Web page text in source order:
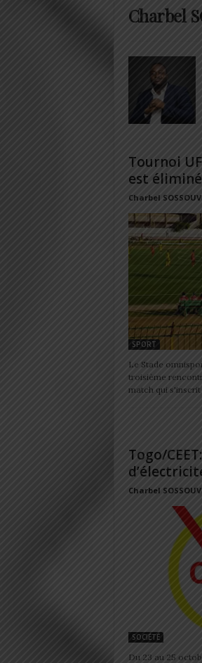
Charbel
Tournoi
est éliminé
Charbel
SPORT
Le Stade
troisième
match qui
Togo/
Charbel
SOCIÉTÉ
Du 23 au 25